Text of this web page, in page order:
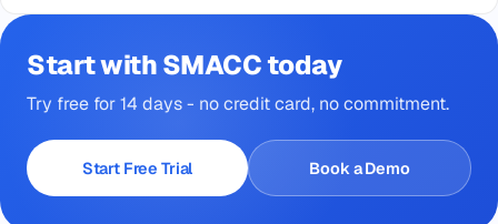
Start with SMACC today
Try free for 14 days - no credit card, no commitment.
Start Free Trial Book a Demo